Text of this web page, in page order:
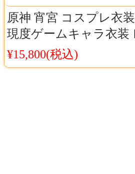
原神 宵宮 コスプレ衣
現度ゲームキャラ衣装
ースCosyaya通販 送料無
¥15,800(税込)